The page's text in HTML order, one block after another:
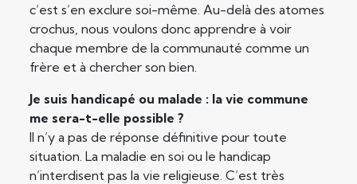
c’est s’en exclure soi-même. Au-delà des atomes
crochus, nous voulons donc apprendre à voir
chaque membre de la communauté comme un
frère et à chercher son bien.
Je suis handicapé ou malade : la vie commune
me sera-t-elle possible ?
Il n’y a pas de réponse définitive pour toute
situation. La maladie en soi ou le handicap
n’interdisent pas la vie religieuse. C’est très